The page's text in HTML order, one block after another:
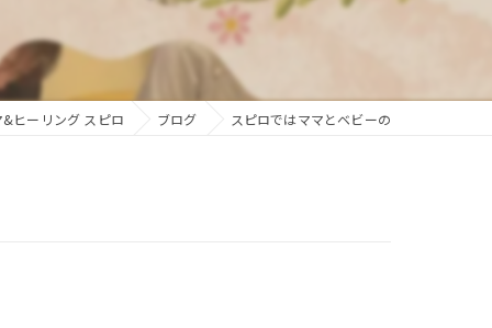
ヒーリング スピロ ブログ スピロではママとベビーの